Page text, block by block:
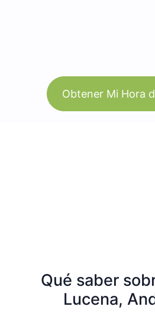
Obtener Mi Hora
Qué saber
Lucena,